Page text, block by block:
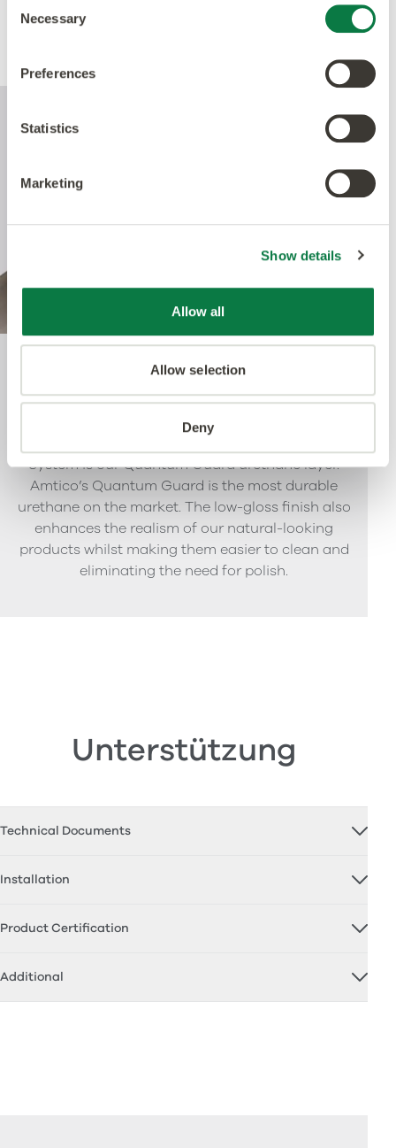
Selection
Necessary
Preferences
Statistics
Marketing
Show details
Allow all
Allow selection
Deny
Quantum Guard
System is our Quantum Guard urethane layer.
Amtico’s Quantum Guard is the most durable
urethane on the market. The low-gloss finish also
enhances the realism of our natural-looking
products whilst making them easier to clean and
eliminating the need for polish.
Unterstützung
Technical Documents
Installation
Product Certification
Additional